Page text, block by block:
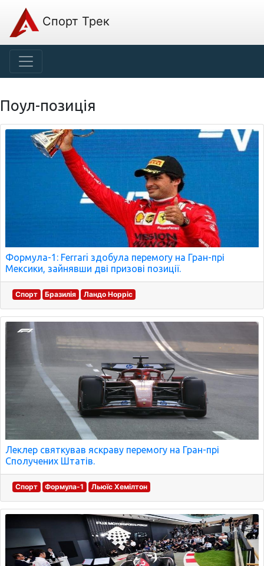
Спорт Трек
Поул-позиція
Формула-1: Ferrari здобула перемогу на Гран-прі
Мексики, зайнявши дві призові позиції.
Спорт Бразилія Ландо Норріс
Леклер святкував яскраву перемогу на Гран-прі
Сполучених Штатів.
Спорт Формула-1 Льюїс Хемілтон